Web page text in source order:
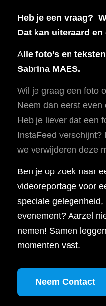
Heb je een vraag?
Dat kan uiteraard en
Alle foto’s en
Sabrina MAES.
Wil je graag een foto
Neem dan eerst even
Heb je liever dat een
InstaFeed verschijnt?
we verwijderen deze
Ben je op zoek naar
videoreportage voor
speciale gelegenheid,
evenement? Aarzel
nemen! Samen
momenten vast.
Neem Contact